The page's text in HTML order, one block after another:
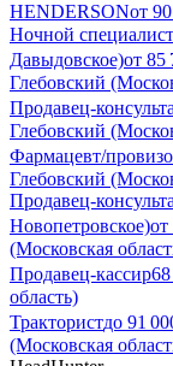
HENDERSONот
Ночной
Давыдовское)от 85
Глебовский
Продавец-
Глебовский
Фармацевт/
Глебовский
Продавец-
Новопетровское)от
(Московская
Продавец-кассир
область)
Трактористдо 91
(Московская